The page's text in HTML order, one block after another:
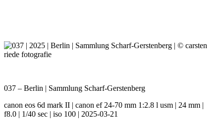
037 – Berlin | Sammlung Scharf-Gerstenberg
canon eos 6d mark II | canon ef 24-70 mm 1:2.8 l usm | 24 mm |
f8.0 | 1/40 sec | iso 100 | 2025-03-21